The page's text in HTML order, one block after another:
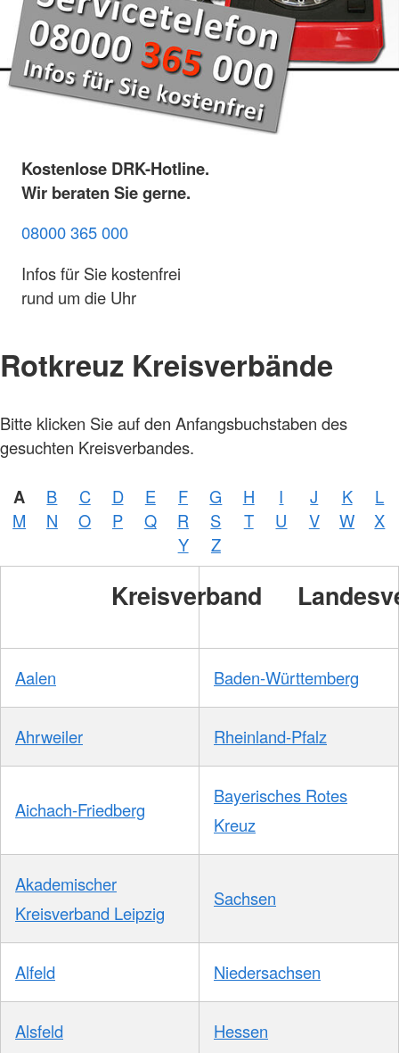
Kostenlose DRK-Hotline.
Wir beraten Sie gerne.
08000 365 000
Infos für Sie kostenfrei
rund um die Uhr
Rotkreuz Kreisverbände
Bitte klicken Sie auf den Anfangsbuchstaben des
gesuchten Kreisverbandes.
A B C D E F G H I J K
L
M
N O P Q R S T U V W
X
Y
Z
Kreisverband
Aalen Baden-Württemberg
Ahrweiler Rheinland-Pfalz
Aichach-Friedberg
Bayerisches Rotes
Kreuz
Akademischer
Kreisverband Leipzig
Sachsen
Alfeld Niedersachsen
Alsfeld Hessen